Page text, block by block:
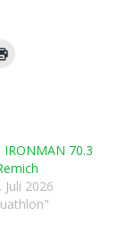
IRONMAN 70.3
Juli 2026